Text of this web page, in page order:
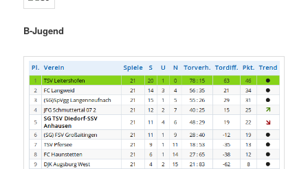
B-Jugend